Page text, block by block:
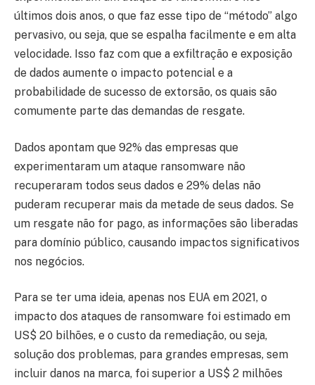
últimos dois anos, o que faz esse tipo de “método” algo
pervasivo, ou seja, que se espalha facilmente e em alta
velocidade. Isso faz com que a exfiltração e exposição
de dados aumente o impacto potencial e a
probabilidade de sucesso de extorsão, os quais são
comumente parte das demandas de resgate.
Dados apontam que 92% das empresas que
experimentaram um ataque ransomware não
recuperaram todos seus dados e 29% delas não
puderam recuperar mais da metade de seus dados. Se
um resgate não for pago, as informações são liberadas
para domínio público, causando impactos significativos
nos negócios.
Para se ter uma ideia, apenas nos EUA em 2021, o
impacto dos ataques de ransomware foi estimado em
US$ 20 bilhões, e o custo da remediação, ou seja,
solução dos problemas, para grandes empresas, sem
incluir danos na marca, foi superior a US$ 2 milhões